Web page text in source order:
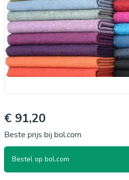
€ 91,20
Beste prijs bij bol.com
Bestel op bol.com